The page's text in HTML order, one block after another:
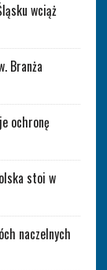
wciąż
Branża
ochronę
stoi w
naczelnych